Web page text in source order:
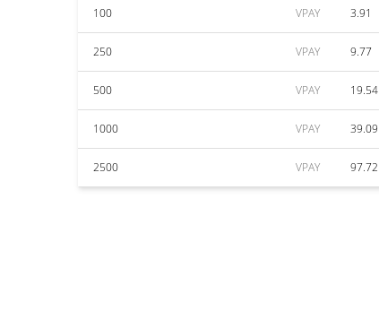
100 VPAY 3.91
250 VPAY 9.77
500 VPAY 19.54
1000 VPAY 39.09
2500 VPAY 97.72